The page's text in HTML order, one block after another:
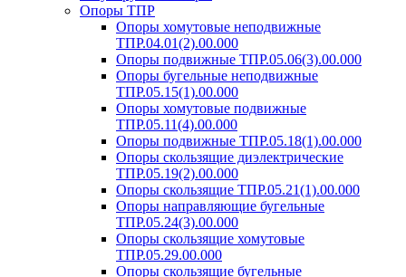
Опоры ТПР
Опоры хомутовые неподвижные
ТПР.04.01(2).00.000
Опоры подвижные ТПР.05.06(3).00.000
Опоры бугельные неподвижные
ТПР.05.15(1).00.000
Опоры хомутовые подвижные
ТПР.05.11(4).00.000
Опоры подвижные ТПР.05.18(1).00.000
Опоры скользящие диэлектрические
ТПР.05.19(2).00.000
Опоры скользящие ТПР.05.21(1).00.000
Опоры направляющие бугельные
ТПР.05.24(3).00.000
Опоры скользящие хомутовые
ТПР.05.29.00.000
Опоры скользящие бугельные